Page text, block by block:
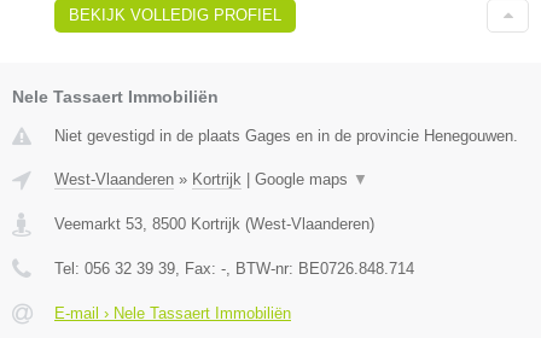
BEKIJK VOLLEDIG PROFIEL
Nele Tassaert Immobiliën
Niet gevestigd in de plaats Gages en in de provincie Henegouwen.
West-Vlaanderen » Kortrijk Google maps ▼
Veemarkt 53 8500 Kortrijk (West-Vlaanderen)
Tel: 056 32 39 39 , Fax: - , BTW-nr: BE0726.848.714
E-mail › Nele Tassaert Immobiliën